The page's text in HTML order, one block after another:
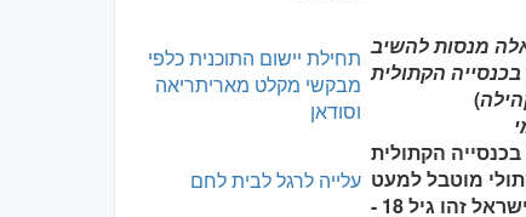
מנסות להשיב
(
תחילת יישום התוכנית כלפי
מבקשי מקלט מאריתריאה
וסודאן
עלייה לרגל לבית לחם